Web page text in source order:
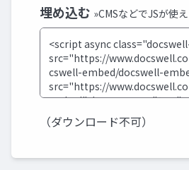
埋め込む »CMSなどでJSが使
（ダウンロード不可）